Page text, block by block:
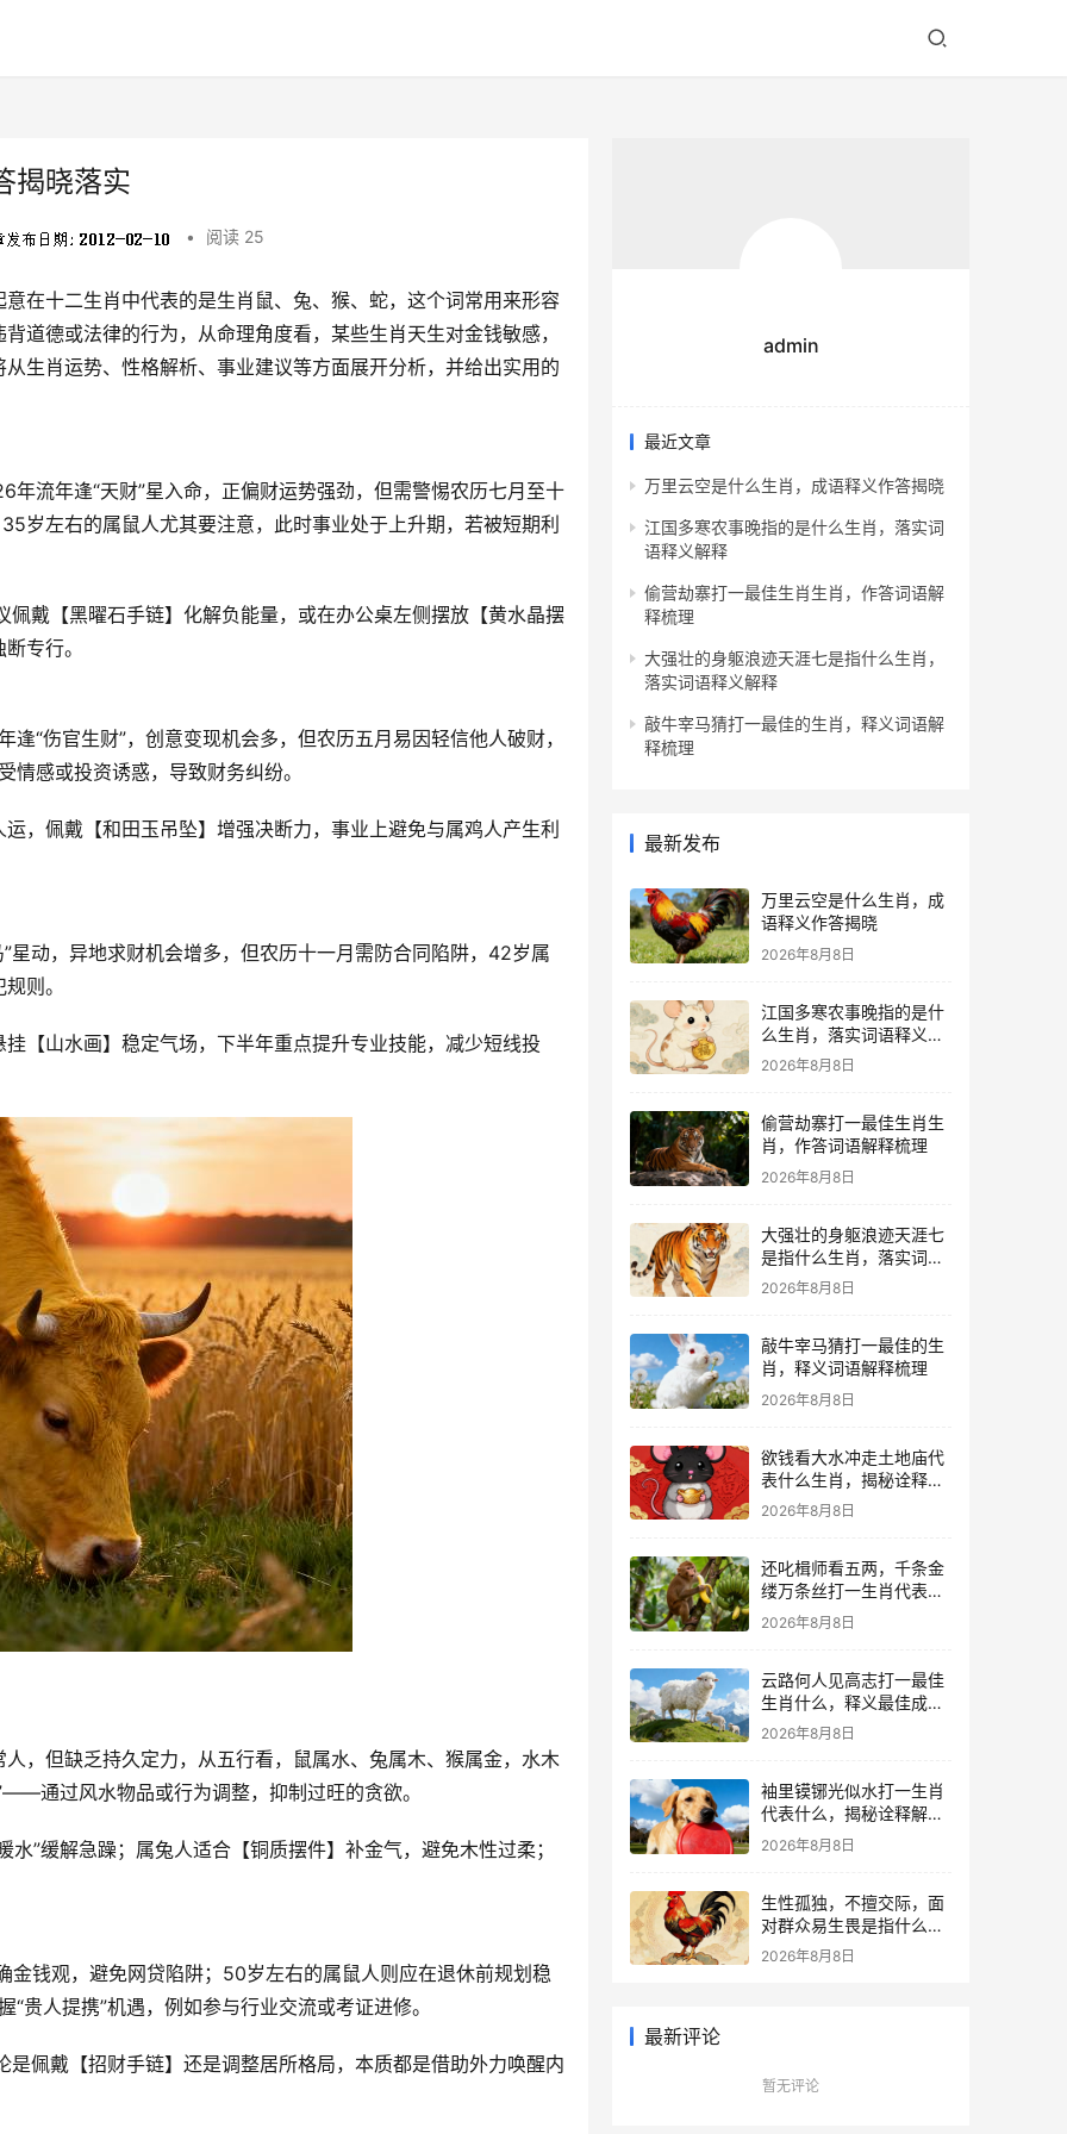
揭晓落实
• 阅读 25
在十二生肖中代表的是生肖鼠、兔、猴、蛇，这个词常用来形容
道德或法律的行为，从命理角度看，某些生肖天生对金钱敏感，
生肖运势、性格解析、事业建议等方面展开分析，并给出实用的
流年逢“天财”星入命，正偏财运势强劲，但需警惕农历七月至十
岁左右的属鼠人尤其要注意，此时事业处于上升期，若被短期利
戴【黑曜石手链】化解负能量，或在办公桌左侧摆放【黄水晶摆
断专行。
“伤官生财”，创意变现机会多，但农历五月易因轻信他人破财，
情感或投资诱惑，导致财务纠纷。
，佩戴【和田玉吊坠】增强决断力，事业上避免与属鸡人产生利
动，异地求财机会增多，但农历十一月需防合同陷阱，42岁属
规则。
【山水画】稳定气场，下半年重点提升专业技能，减少短线投
，但缺乏持久定力，从五行看，鼠属水、兔属木、猴属金，水木
通过风水物品或行为调整，抑制过旺的贪欲。
”缓解急躁；属兔人适合【铜质摆件】补金气，避免木性过柔；
钱观，避免网贷陷阱；50岁左右的属鼠人则应在退休前规划稳
贵人提携”机遇，例如参与行业交流或考证进修。
佩戴【招财手链】还是调整居所格局，本质都是借助外力唤醒内
admin
最近文章
万里云空是什么生肖，成语释义作答揭晓
江国多寒农事晚指的是什么生肖，落实词
语释义解释
偷营劫寨打一最佳生肖生肖，作答词语解
释梳理
大强壮的身躯浪迹天涯七是指什么生肖，
落实词语释义解释
敲牛宰马猜打一最佳的生肖，释义词语解
释梳理
最新发布
万里云空是什么生肖，成
语释义作答揭晓
2026年8月8日
江国多寒农事晚指的是什
么生肖，落实词语释义解
释
2026年8月8日
偷营劫寨打一最佳生肖生
肖，作答词语解释梳理
2026年8月8日
大强壮的身躯浪迹天涯七
是指什么生肖，落实词语
释义解释
2026年8月8日
敲牛宰马猜打一最佳的生
肖，释义词语解释梳理
2026年8月8日
欲钱看大水冲走土地庙代
表什么生肖，揭秘诠释解
析落实
2026年8月8日
还叱楫师看五两，千条金
缕万条丝打一生肖代表什
么，词语解答解析落实
2026年8月8日
云路何人见高志打一最佳
生肖什么，释义最佳成语
解释!
2026年8月8日
袖里镆铘光似水打一生肖
代表什么，揭秘诠释解析
落实
2026年8月8日
生性孤独，不擅交际，面
对群众易生畏是指什么生
肖，经典词语资询解释落
2026年8月8日
最新评论
暂无评论